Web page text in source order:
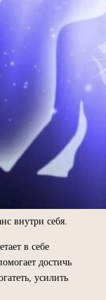
внутри себя.
в себе
достичь
усилить